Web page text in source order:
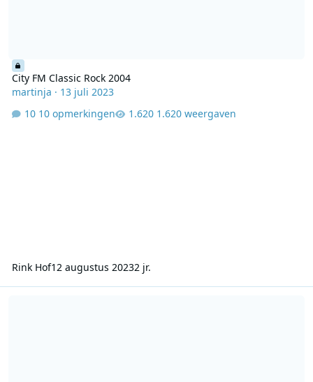
City FM Classic Rock 2004
martinja · 13 juli 2023
10 opmerkingen
1.620 weergaven
Rink Hof12 augustus 20232 jr.